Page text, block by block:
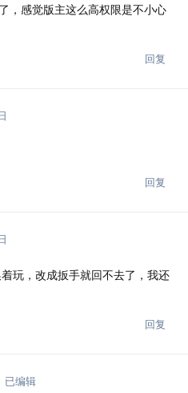
，感觉版主这么高权限是不小心
回复
回复
玩，改成扳手就回不去了，我还
回复
已编辑